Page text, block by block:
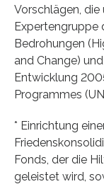
Vorschlägen, die
Expertengruppe
Bedrohungen
and Change)
Entwicklung
Programmes
* Einrichtung
Fonds, der die
geleistet wird,